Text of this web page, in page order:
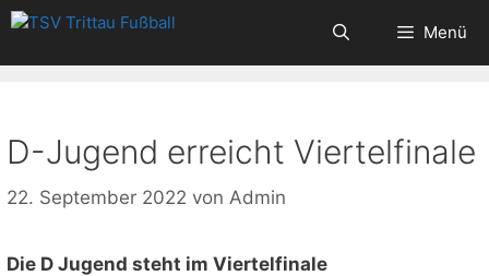
Zum
springen
Menü
D-Jugend erreicht Viertelfinale
22. September 2022 von Admin
Die D Jugend steht im Viertelfinale